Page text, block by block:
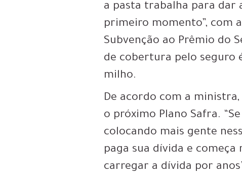
a pasta trabalha para dar
primeiro momento”, com
Subvenção ao Prêmio do
de cobertura pelo seguro
milho.
De acordo com a
o próximo Plano Safra.
colocando mais gente
paga sua dívida e
carregar a dívida por